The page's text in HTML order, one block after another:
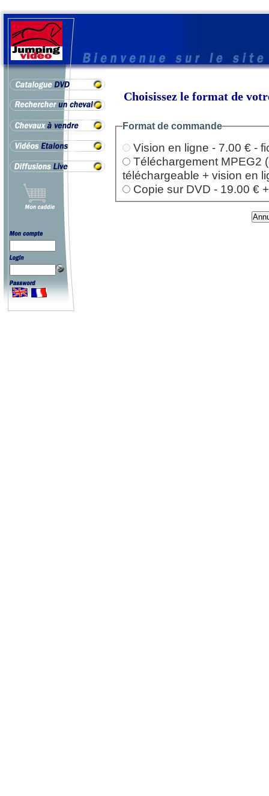
Choisissez le format de
Format de commande
Vision en ligne - 7.00 € -
Téléchargement MPEG2
téléchargeable + vision en
Copie sur DVD - 19.00 €